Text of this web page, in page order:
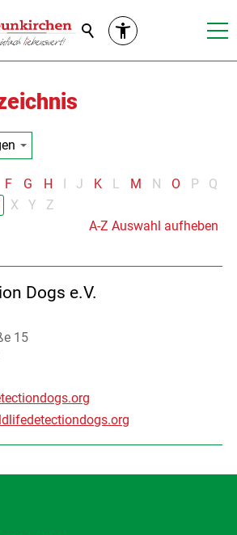
Suche
F G H I J K L M N O P
Q
X Y
Z
A-Z Auswahl aufheben
Dogs e.V.
15